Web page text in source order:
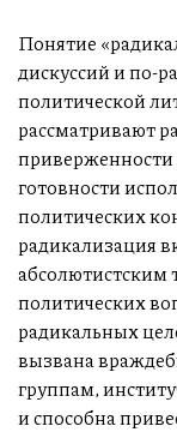
Понятие
дискуссий и по-
политической
рассматривают
приверженности
готовности
политических
радикализация
абсолютистским
политических
радикальных
вызвана
группам,
и способна